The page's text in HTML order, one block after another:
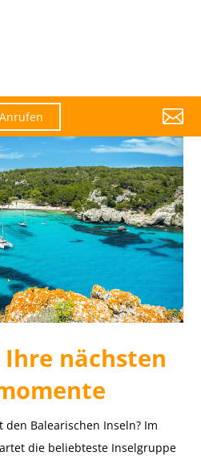
Anrufen 
Ihre nächsten
den Balearischen Inseln? Im
die beliebteste Inselgruppe